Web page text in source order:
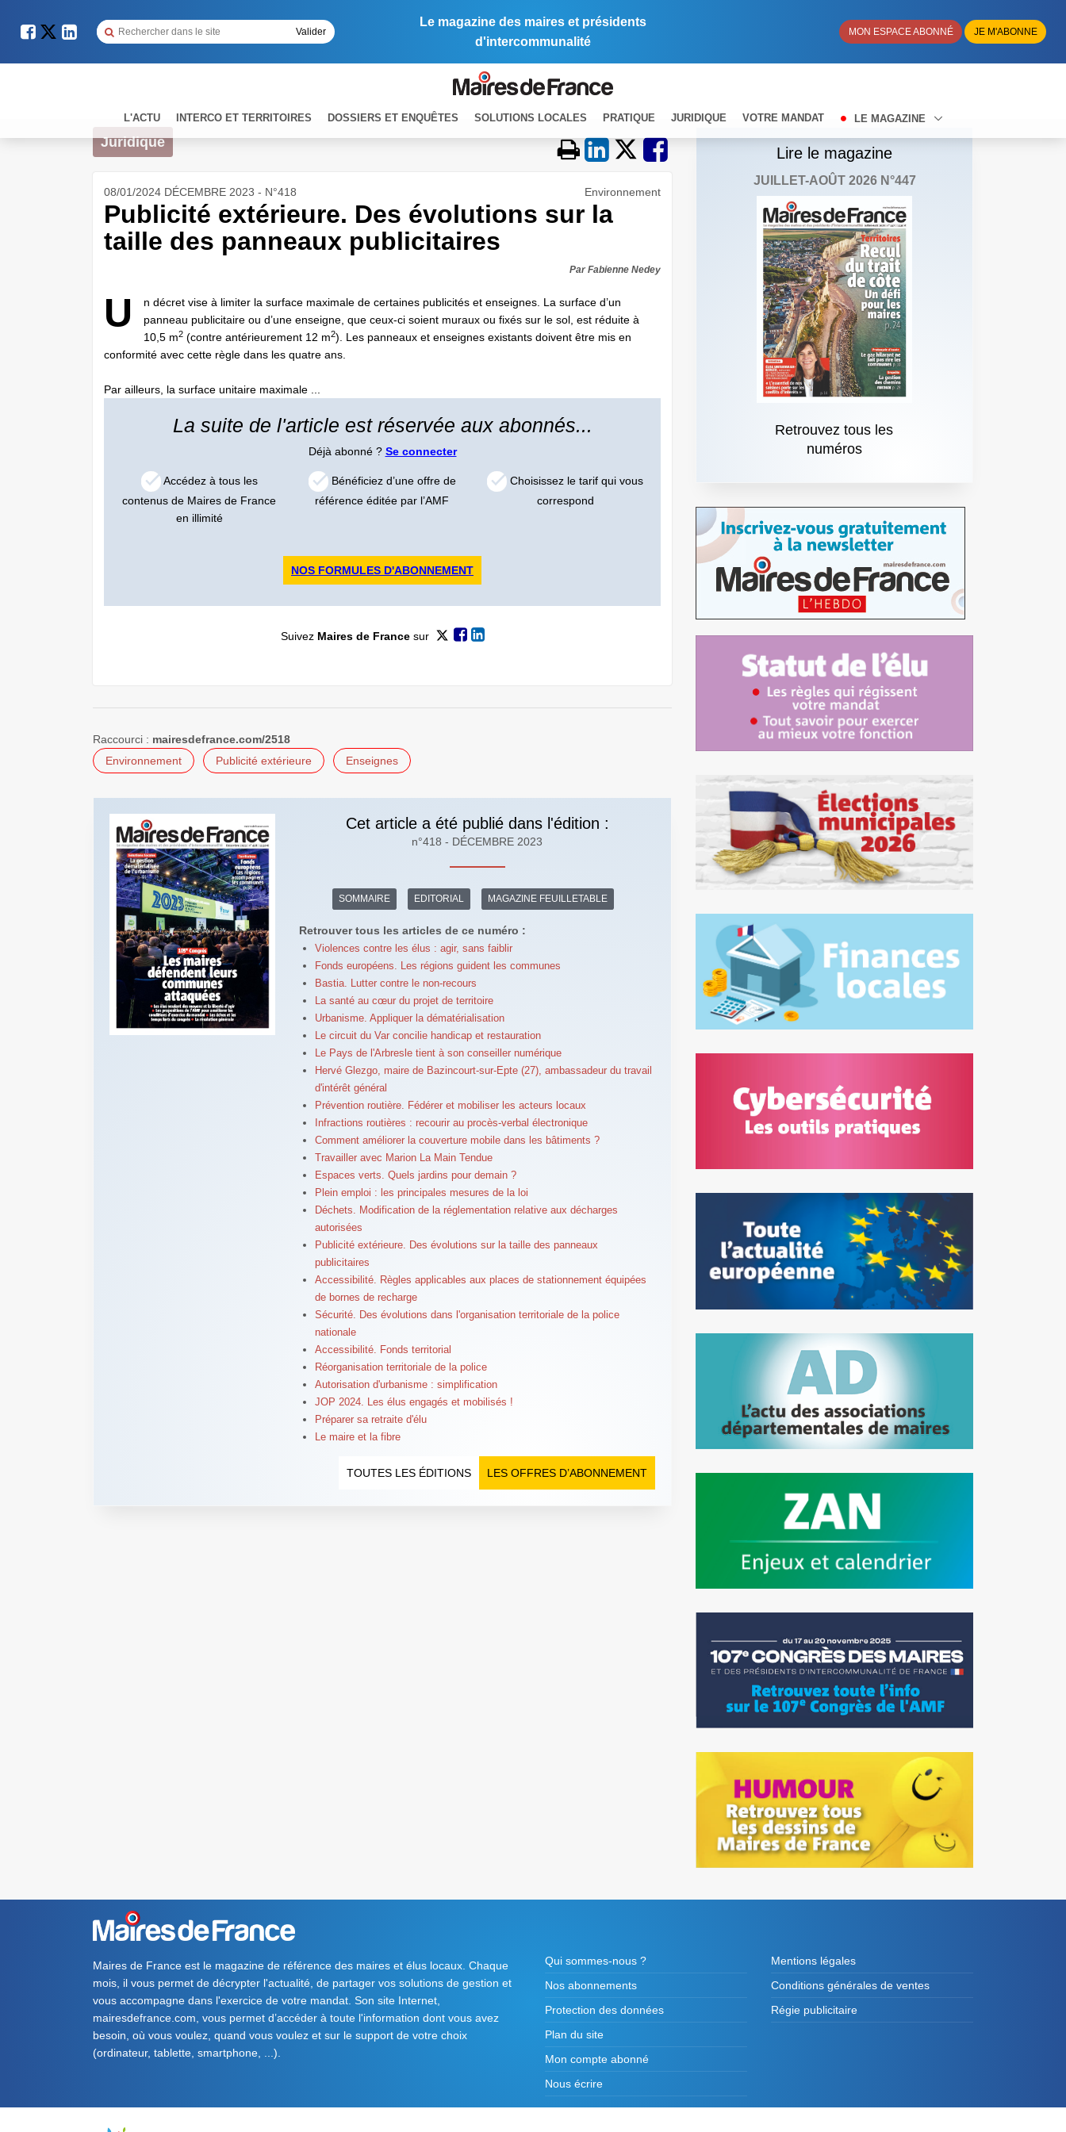
Le magazine des maires et présidents
d'intercommunalité
MON ESPACE ABONNÉ JE M'ABONNE
L'ACTU INTERCO ET TERRITOIRES DOSSIERS ET ENQUÊTES SOLUTIONS LOCALES PRATIQUE JURIDIQUE VOTRE MANDAT LE MAGAZINE
Juridique
08/01/2024 DÉCEMBRE 2023 - N°418 Environnement
Publicité extérieure. Des évolutions sur la
taille des panneaux publicitaires
Par Fabienne Nedey
U
n décret vise à limiter la surface maximale de certaines publicités et enseignes. La surface d’un
panneau publicitaire ou d’une enseigne, que ceux-ci soient muraux ou fixés sur le sol, est réduite à
10,5 m2 (contre antérieurement 12 m2). Les panneaux et enseignes existants doivent être mis en
conformité avec cette règle dans les quatre ans.
Par ailleurs, la surface unitaire maximale ...
La suite de l'article est réservée aux abonnés...
Déjà abonné ? Se connecter
Accédez à tous les
contenus de Maires de France
en illimité
Bénéficiez d’une offre de
référence éditée par l’AMF
Choisissez le tarif qui vous
correspond
NOS FORMULES D'ABONNEMENT
Suivez Maires de Francesur
Raccourci : mairesdefrance.com/2518
Environnement
Publicité extérieure Enseignes
Cet article a été publié dans l'édition :
n°418 - DÉCEMBRE 2023
SOMMAIRE EDITORIAL MAGAZINE FEUILLETABLE
Retrouver tous les articles de ce numéro :
Violences contre les élus : agir, sans faiblir
Fonds européens. Les régions guident les communes
Bastia. Lutter contre le non-recours
La santé au cœur du projet de territoire
Urbanisme. Appliquer la dématérialisation
Le circuit du Var concilie handicap et restauration
Le Pays de l'Arbresle tient à son conseiller numérique
Hervé Glezgo, maire de Bazincourt-sur-Epte (27), ambassadeur du travail
d'intérêt général
Prévention routière. Fédérer et mobiliser les acteurs locaux
Infractions routières : recourir au procès-verbal électronique
Comment améliorer la couverture mobile dans les bâtiments ?
Travailler avec Marion La Main Tendue
Espaces verts. Quels jardins pour demain ?
Plein emploi : les principales mesures de la loi
Déchets. Modification de la réglementation relative aux décharges
autorisées
Publicité extérieure. Des évolutions sur la taille des panneaux
publicitaires
Accessibilité. Règles applicables aux places de stationnement équipées
de bornes de recharge
Sécurité. Des évolutions dans l'organisation territoriale de la police
nationale
Accessibilité. Fonds territorial
Réorganisation territoriale de la police
Autorisation d'urbanisme : simplification
JOP 2024. Les élus engagés et mobilisés !
Préparer sa retraite d'élu
Le maire et la fibre
LES OFFRES D’ABONNEMENT
TOUTES LES ÉDITIONS
Lire le magazine
JUILLET-AOÛT 2026 N°447
Retrouvez tous les
numéros
Maires de France est le magazine de référence des maires et élus locaux. Chaque
mois, il vous permet de décrypter l'actualité, de partager vos solutions de gestion et
vous accompagne dans l'exercice de votre mandat. Son site Internet,
mairesdefrance.com, vous permet d’accéder à toute l'information dont vous avez
besoin, où vous voulez, quand vous voulez et sur le support de votre choix
(ordinateur, tablette, smartphone, ...).
Qui sommes-nous ?
Nos abonnements
Protection des données
Plan du site
Mon compte abonné
Nous écrire
Mentions légales
Conditions générales de ventes
Régie publicitaire